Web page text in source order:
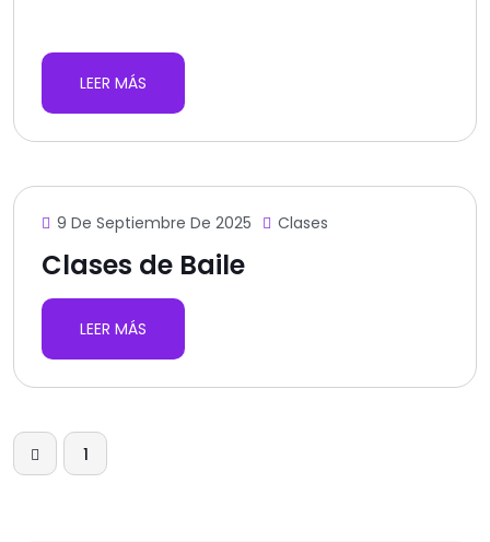
LEER MÁS
9 De Septiembre De 2025 Clases
Clases de Baile
LEER MÁS
1